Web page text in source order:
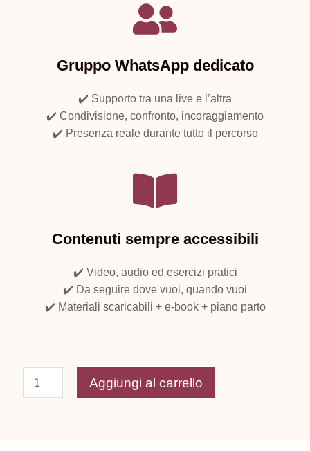
Gruppo WhatsApp dedicato
✔️ Supporto tra una live e l’altra
✔️ Condivisione, confronto, incoraggiamento
✔️ Presenza reale durante tutto il percorso
Contenuti sempre accessibili
✔️ Video, audio ed esercizi pratici
✔️ Da seguire dove vuoi, quando vuoi
✔️ Materiali scaricabili + e‑book + piano parto
Aggiungi al carrello